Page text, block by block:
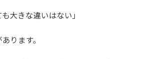
大きな違いはない」
ります。